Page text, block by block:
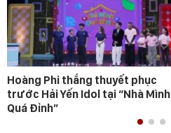
Hoàng Phi thắng thuyết phục
trước Hải Yến Idol tại “Nhà Mình
Quá Đỉnh”